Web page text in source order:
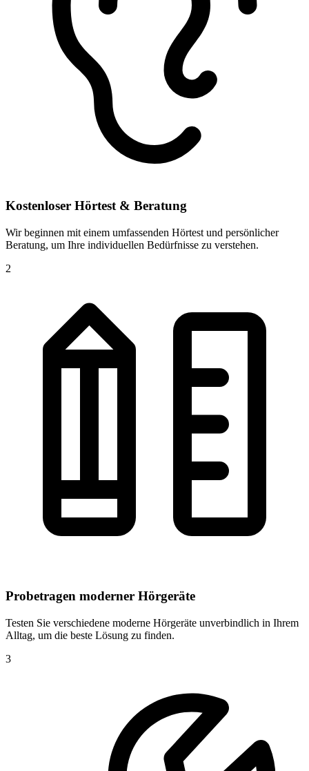
Kostenloser Hörtest & Beratung
Wir beginnen mit einem umfassenden Hörtest und persönlicher
Beratung, um Ihre individuellen Bedürfnisse zu verstehen.
2
Probetragen moderner Hörgeräte
Testen Sie verschiedene moderne Hörgeräte unverbindlich in Ihrem
Alltag, um die beste Lösung zu finden.
3